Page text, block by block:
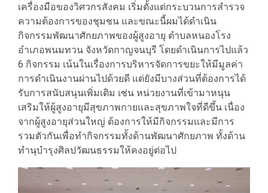
เครื่องมือของวิศวกรสังคม เริ่มตั้งแต่กระบวนการสำรวจ
ความต้องการของชุมชน และขณะนี้ผมได้ดำเนิน
กิจกรรมพัฒนาศักยภาพของผู้สูงอายุ ตำบลหนองโรง
อำเภอพนมทวน จังหวัดกาญจนบุรี โดยดำเนินการไปแล้ว
6 กิจกรรม เน้นในเรื่องการบริหารจัดการขยะให้มีมูลค่า
การดำเนินงานผ่านไปด้วยดี แต่ยังมีบางส่วนที่ต้องการได้
รับการสนับสนุนเพิ่มเติม เช่น หน่วยงานที่เข้ามาหนุน
เสริมให้ผู้สูงอายุมีสุขภาพกายและสุขภาพใจที่ดีขึ้น เนื่อง
จากผู้สูงอายุส่วนใหญ่ ต้องการให้มีกิจกรรมและมีการ
รวมตัวกันเพื่อทำกิจกรรมทั้งด้านพัฒนาศักยภาพ ทั้งด้าน
ทำนุบำรุงศิลปวัฒนธรรมให้คงอยู่ต่อไป